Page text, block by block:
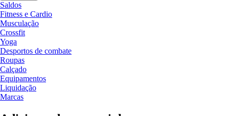
Saldos
Fitness e Cardio
Musculação
Crossfit
Yoga
Desportos de combate
Roupas
Calçado
Equipamentos
Liquidação
Marcas